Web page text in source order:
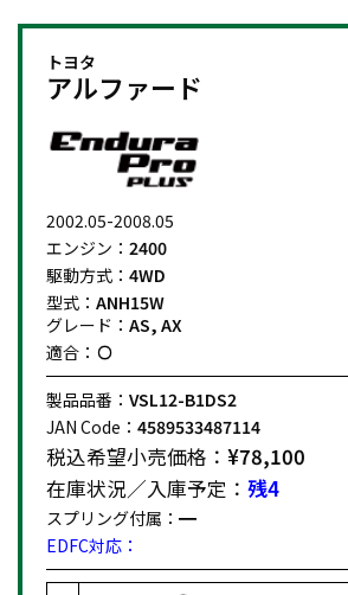
トヨタ
アルファード
2002.05-2008.05
エンジン： 2400
駆動方式： 4WD
型式： ANH15W
グレード： AS, AX
適合：
製品品番： VSL12-B1DS2
JAN Code： 4589533487114
税込希望小売価格： ¥78,100
在庫状況／入庫予定： 残4
スプリング付属：
EDFC対応：